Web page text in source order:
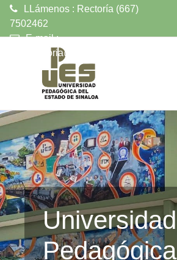
LLámenos : Rectoría (667)
7502462
E-mail :
upesrectoria@upes.edu.mx
Universidad
Pedagógica